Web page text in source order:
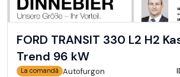
FORD TRANSIT 330 L2 H2
Trend 96 kW
La comandă Autofurgon